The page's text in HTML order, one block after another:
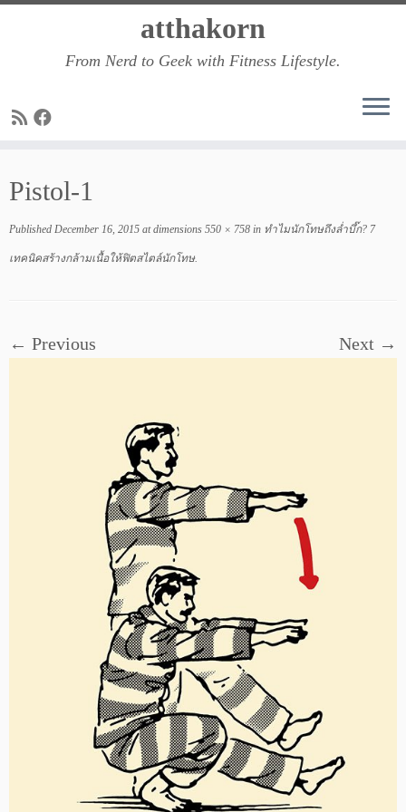
atthakorn
From Nerd to Geek with Fitness Lifestyle.
Pistol-1
Published December 16, 2015 at dimensions 550 × 758 in ทำไมนักโทษถึงล่ำบึ๊ก? 7
เทคนิคสร้างกล้ามเนื้อให้ฟิตสไตล์นักโทษ.
← Previous Next →